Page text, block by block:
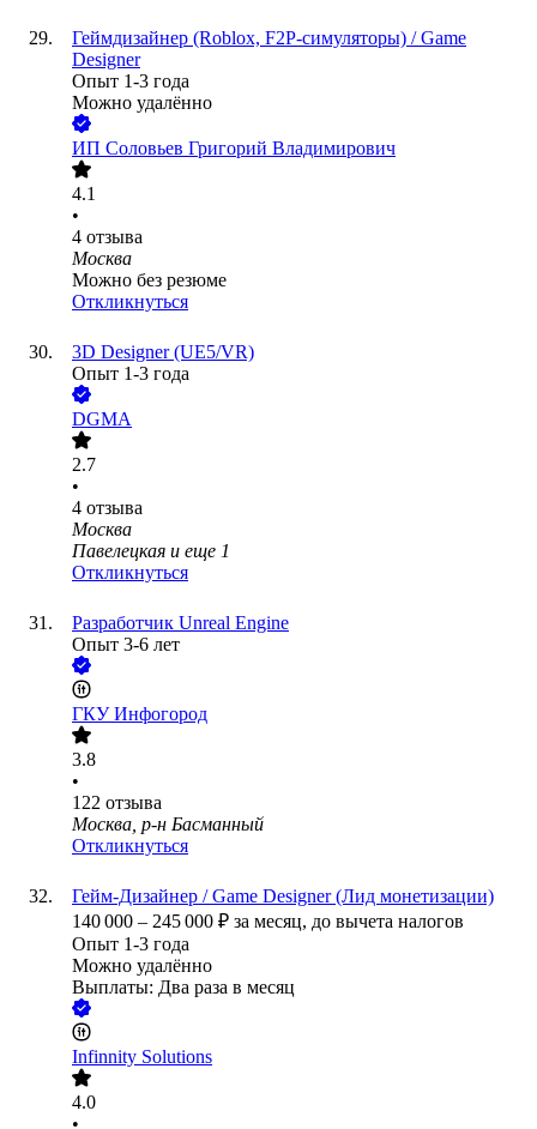
Геймдизайнер (Roblox, F2P-симуляторы) / Game
Designer
Опыт 1-3 года
Можно удалённо
ИП Соловьев Григорий Владимирович
4.1
•
4 отзыва
Москва
Можно без резюме
Откликнуться
3D Designer (UE5/VR)
Опыт 1-3 года
DGMA
2.7
•
4 отзыва
Москва
Павелецкая и еще 1
Откликнуться
Разработчик Unreal Engine
Опыт 3-6 лет
ГКУ Инфогород
3.8
•
122 отзыва
Москва, р-н Басманный
Откликнуться
Гейм-Дизайнер / Game Designer (Лид монетизации)
140 000 – 245 000 ₽ за месяц, до вычета налогов
Опыт 1-3 года
Можно удалённо
Выплаты: Два раза в месяц
Infinnity Solutions
4.0
•